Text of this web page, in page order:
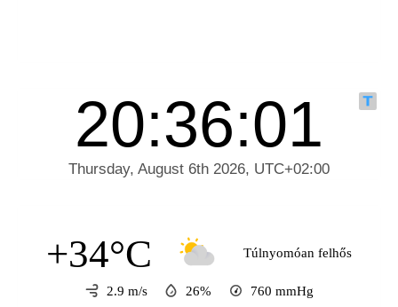
+34°C Túlnyomóan felhős
2.9 m/s 26% 760 mmHg